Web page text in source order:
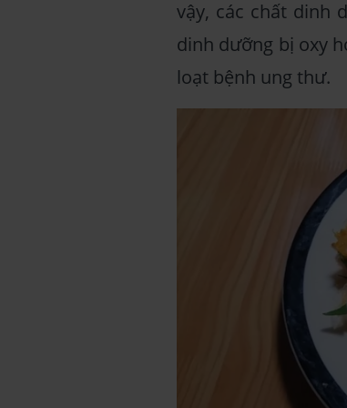
vậy, các chất dinh
dinh dưỡng bị oxy
loạt bệnh ung thư.